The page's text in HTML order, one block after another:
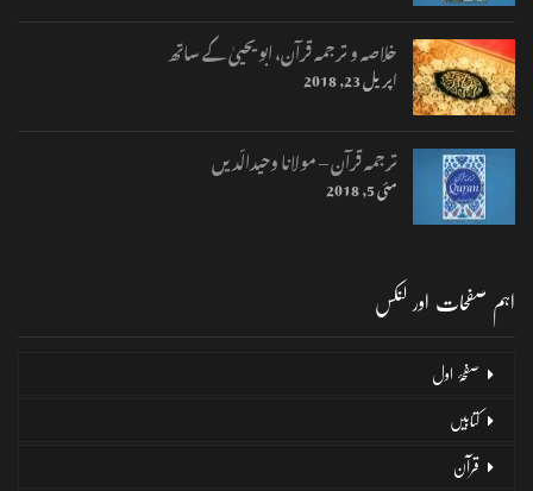
خلاصہ و ترجمہ قرآن، ابو یحییٰ کے ساتھ
اپریل 23, 2018
ترجمہ قرآن – مولانا وحیدالّدیں
مئی 5, 2018
اہم صفحات اور لنکس
صفحۂ اول
کتابیں
قرآن